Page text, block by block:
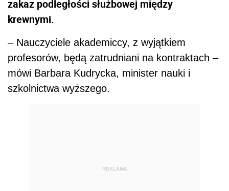
zakaz podległości służbowej między
krewnymi.
– Nauczyciele akademiccy, z wyjątkiem
profesorów, będą zatrudniani na kontraktach –
mówi Barbara Kudrycka, minister nauki i
szkolnictwa wyższego.
REKLAMA